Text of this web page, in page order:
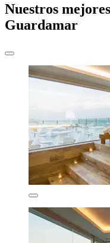
Nuestros
Guardamar